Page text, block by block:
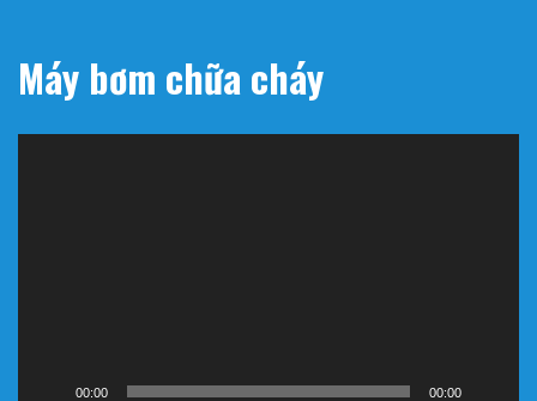
Máy bơm chữa cháy
00:00 00:00